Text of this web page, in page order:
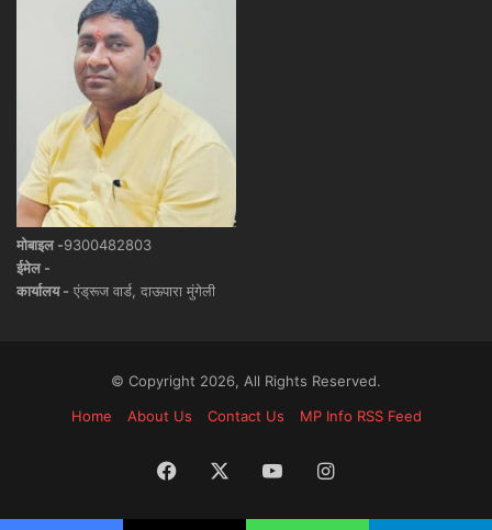
मोबाइल -9300482803
ईमेल -
कार्यालय - एंड्रूज वार्ड, दाऊपारा मुंगेली
© Copyright 2026, All Rights Reserved.
Home
About Us Contact Us MP Info RSS Feed
Facebook YouTubeInstagram